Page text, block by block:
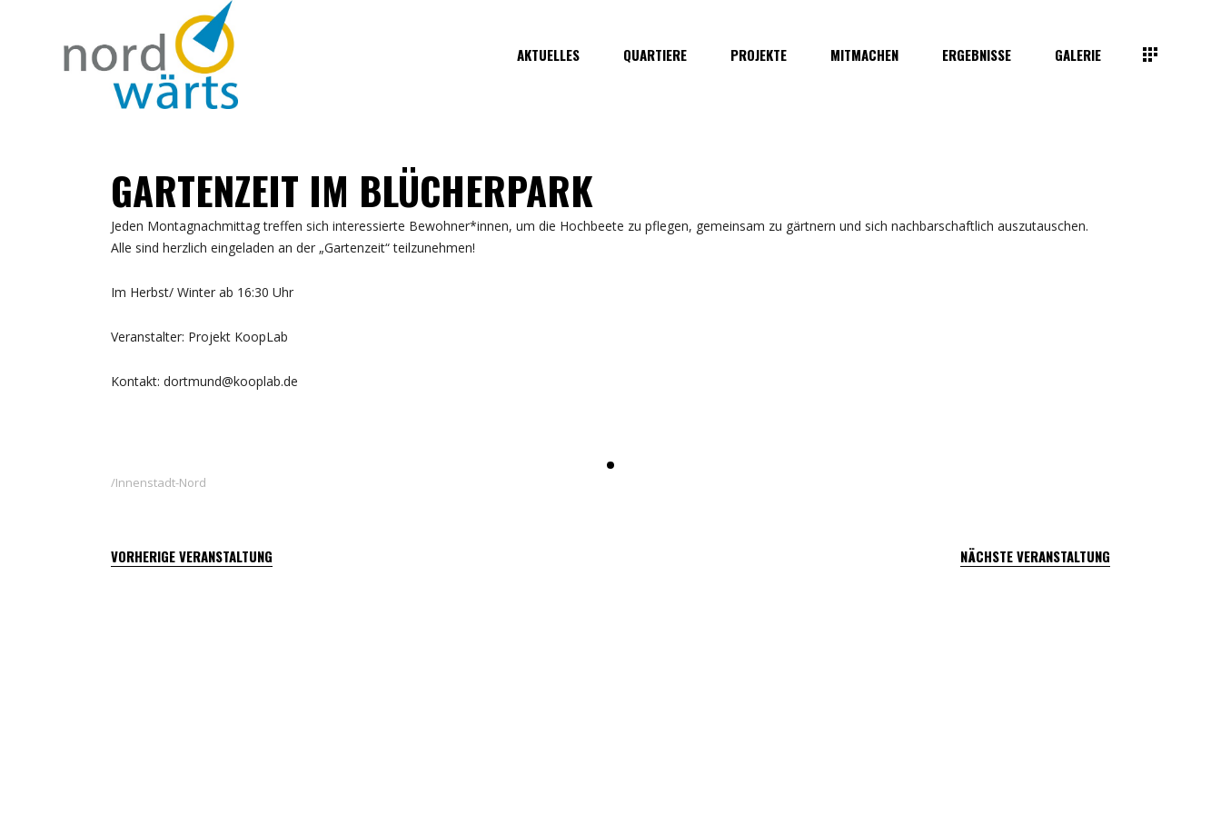
AKTUELLES QUARTIERE PROJEKTE MITMACHEN ERGEBNISSE GALERIE
GARTENZEIT IM BLÜCHERPARK
Jeden Montagnachmittag treffen sich interessierte Bewohner*innen, um die Hochbeete zu pflegen, gemeinsam zu gärtnern und sich nachbarschaftlich auszutauschen.
Alle sind herzlich eingeladen an der „Gartenzeit“ teilzunehmen!
Im Herbst/ Winter ab 16:30 Uhr
Veranstalter: Projekt KoopLab
Kontakt: dortmund@kooplab.de
Innenstadt-Nord
VORHERIGE VERANSTALTUNG NÄCHSTE VERANSTALTUNG